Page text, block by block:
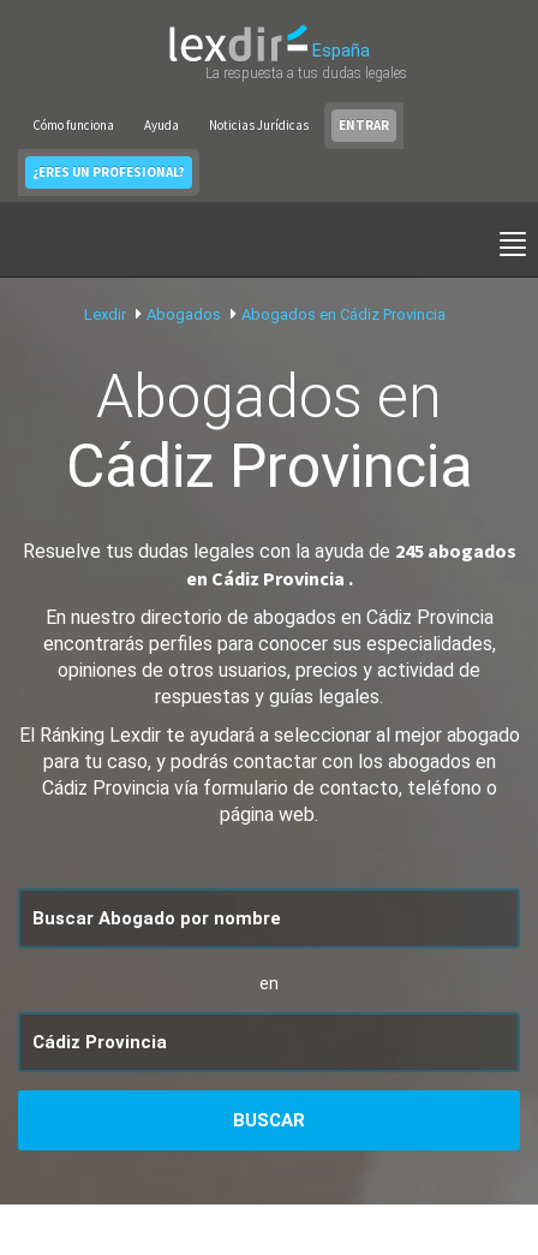
España
La respuesta a tus dudas legales
Cómo funciona Ayuda Noticias Jurídicas ENTRAR
¿ERES UN PROFESIONAL?
Lexdir Abogados Abogados en Cádiz Provincia
Abogados en
Cádiz Provincia
Resuelve tus dudas legales con la ayuda de 245 abogados
en Cádiz Provincia .
En nuestro directorio de abogados en Cádiz Provincia
encontrarás perfiles para conocer sus especialidades,
opiniones de otros usuarios, precios y actividad de
respuestas y guías legales.
El Ránking Lexdir te ayudará a seleccionar al mejor abogado
para tu caso, y podrás contactar con los abogados en
Cádiz Provincia vía formulario de contacto, teléfono o
página web.
en